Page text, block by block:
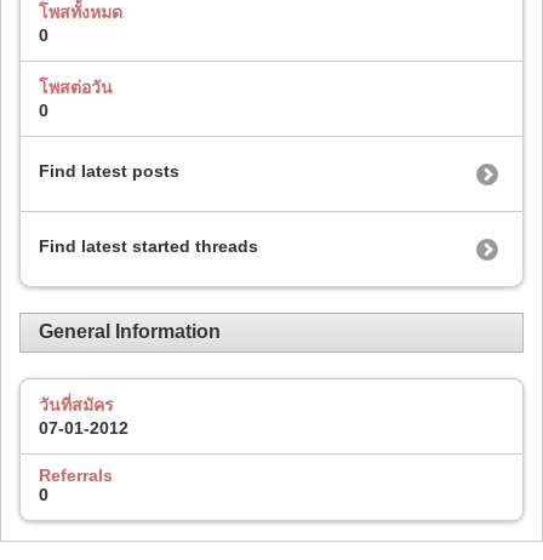
โพสทั้งหมด
0
โพสต่อวัน
0
Find latest posts
Find latest started threads
General Information
วันที่สมัคร
07-01-2012
Referrals
0